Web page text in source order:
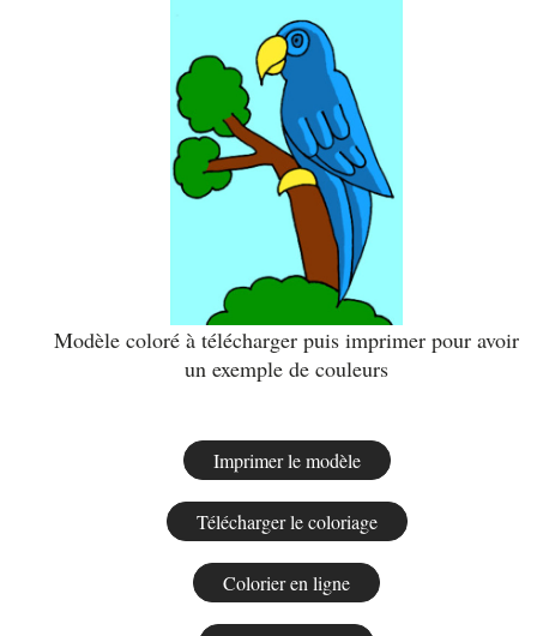
Modèle coloré à télécharger puis imprimer pour avoir
un exemple de couleurs